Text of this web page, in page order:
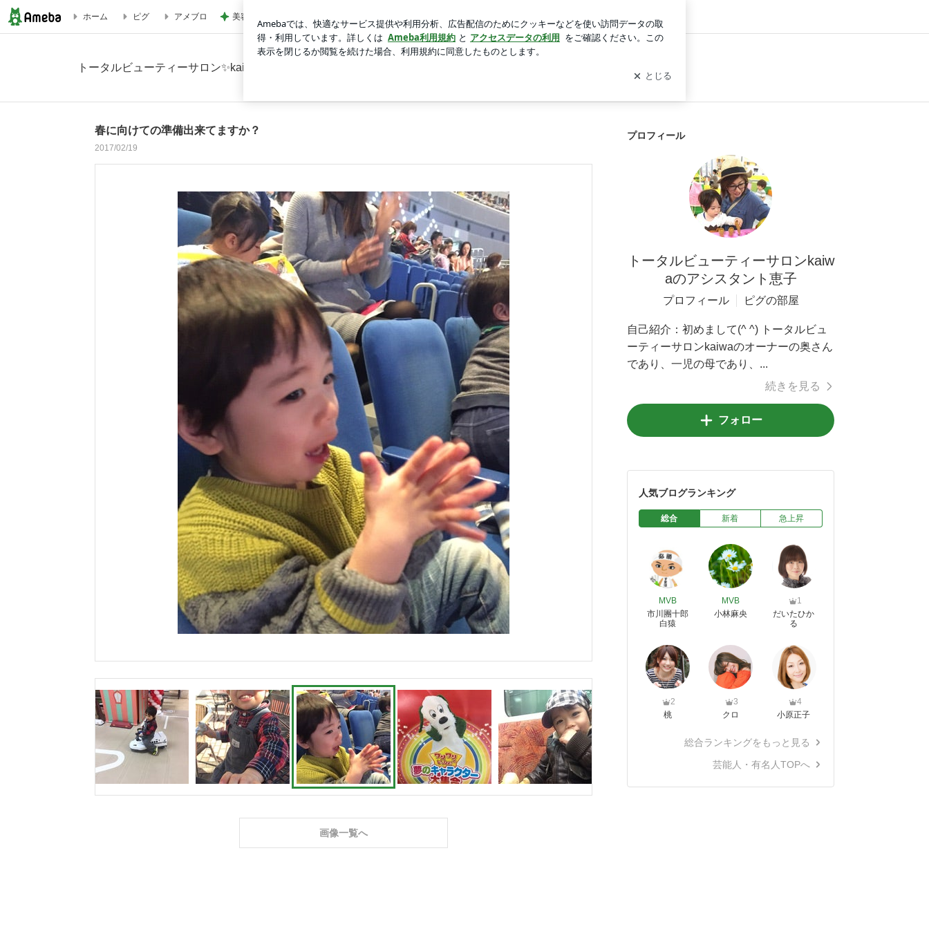
春に向けての準備出来てますか？の画像 4枚中1枚目
ホーム ピグ アメブロ 美容家がたどり着いた夏のインナー
トータルビューティーサロン✨kaiwaのブログ
春に向けての準備出来てますか？
2017/02/19
画像一覧へ
プロフィール
トータルビューティーサロンkaiw
aのアシスタント恵子
プロフィール ピグの部屋
自己紹介： 初めまして(^ ^) トータルビュ
ーティーサロンkaiwaのオーナーの奥さん
であり、一児の母であり、...
続きを見る
フォロー
人気ブログランキング
総合 新着 急上昇
MVB
市川團十郎
白猿
MVB
小林麻央
1
だいたひか
る
2
桃
3
クロ
4
小原正子
総合ランキングをもっと見る
芸能人・有名人TOPへ